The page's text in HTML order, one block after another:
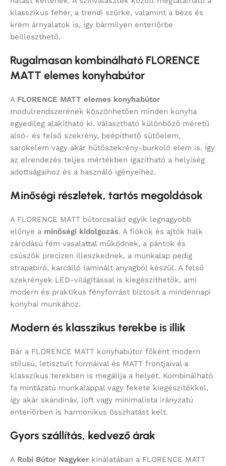
klasszikus fehér, a trendi szürke, valamint a bézs és
krém árnyalatok is, így bármilyen enteriőrbe
beilleszthető.
Rugalmasan kombinálható FLORENCE
MATT elemes konyhabútor
A FLORENCE MATT elemes konyhabútor
modulrendszerének köszönhetően minden konyha
egyedileg alakítható ki. Választható különböző méretű
alsó- és felső szekrény, beépíthető sütőelem,
sarokelem vagy akár hűtőszekrény-burkoló elem is. Így
az elrendezés teljes mértékben igazítható a helyiség
adottságaihoz és a használó igényeihez.
Minőségi részletek, tartós megoldások
A FLORENCE MATT bútorcsalád egyik legnagyobb
előnye a minőségi kidolgozás. A fiókok és ajtók halk
záródású fém vasalattal működnek, a pántok és
csúszók precízen illeszkednek, a munkalap pedig
strapabíró, karcálló laminált anyagból készül. A felső
szekrények LED-világítással is kiegészíthetők, ami
modern és praktikus fényforrást biztosít a mindennapi
konyhai munkához.
Modern és klasszikus terekbe is illik
Bár a FLORENCE MATT konyhabútor főként modern
stílusú, letisztult formáival és MATT frontjaival a
klasszikus terekben is megállja a helyét. Kombinálható
fa mintázatú munkalappal vagy fekete kiegészítőkkel,
így akár skandináv, loft vagy minimalista irányzatú
enteriőrben is harmonikus összhatást kelt.
Gyors szállítás, kedvező árak
A Robi Bútor Nagyker kínálatában a FLORENCE MATT